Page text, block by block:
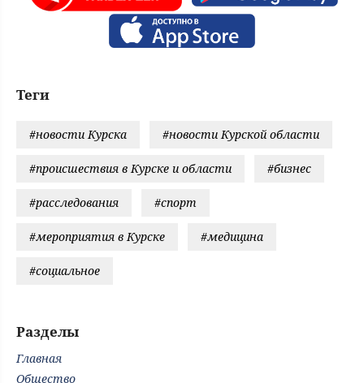
Теги
#новости Курска #новости Курской области
#происшествия в Курске и области #бизнес
#расследования #спорт
#мероприятия в Курске #медицина
#социальное
Разделы
Главная
Общество